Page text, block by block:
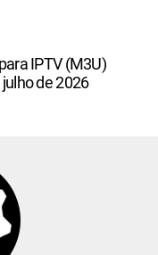
IPTV (M3U)
de 2026